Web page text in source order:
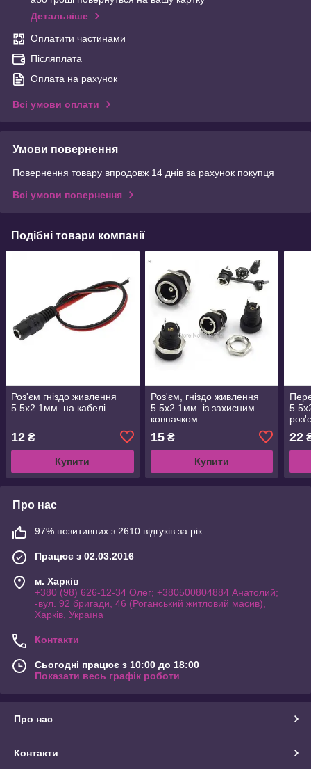
Детальніше
Оплатити частинами
Післяплата
Оплата на рахунок
Всі умови оплати
Умови повернення
Повернення товару впродовж 14 днів за рахунок покупця
Всі умови повернення
Подібні товари компанії
Роз'єм гніздо живлення
5.5x2.1мм. на кабелі
12 ₴
Купити
Роз'єм, гніздо живлення
5.5x2.1мм. із захисним
ковпачком
15₴
Купити
22
Про нас
97% позитивних з 2610 відгуків за рік
Працює з 02.03.2016
м. Харків
+380 (98) 626-12-34 Олег; +380500804884 Анатолий;
-вул. 92 бригади, 46 (Роганський житловий масив),
Харків, Україна
Контакти
Сьогодні працює з 10:00 до 18:00
Показати весь графік роботи
Про нас
Контакти